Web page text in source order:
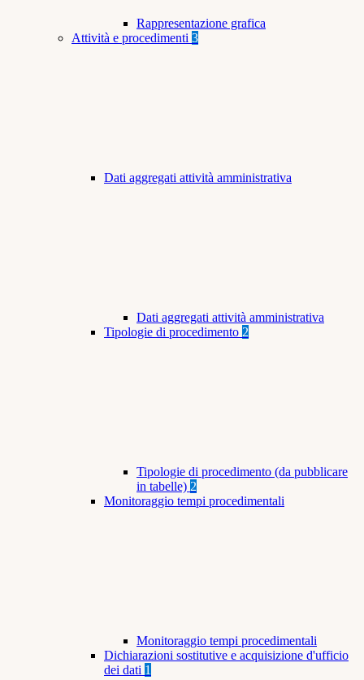
Rappresentazione grafica
Attività e procedimenti 3
Dati aggregati attività amministrativa
Dati aggregati attività amministrativa
Tipologie di procedimento 2
Tipologie di procedimento (da pubblicare
in tabelle) 2
Monitoraggio tempi procedimentali
Monitoraggio tempi procedimentali
Dichiarazioni sostitutive e acquisizione d'ufficio
dei dati 1